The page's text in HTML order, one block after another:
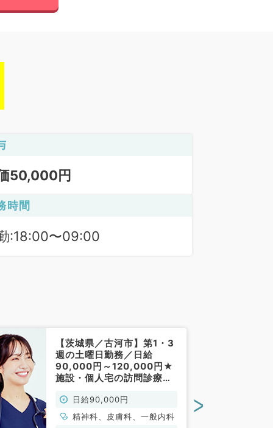
50,000円
時間
:18:00〜09:00
【茨城県／古河市】第1・3
週の土曜日勤務／日給
90,000円～120,000円★
施設・個人宅の訪問診療の
科・皮膚科／非常勤)
日給90,000円
精神科、皮膚科、一般内科
>